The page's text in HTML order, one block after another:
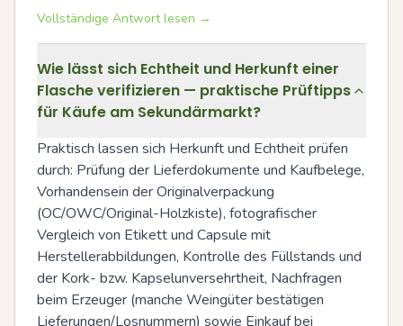
Vollständige Antwort lesen →
Wie lässt sich Echtheit und Herkunft einer
Flasche verifizieren — praktische Prüftipps
für Käufe am Sekundärmarkt?
Praktisch lassen sich Herkunft und Echtheit prüfen
durch: Prüfung der Lieferdokumente und Kaufbelege,
Vorhandensein der Originalverpackung
(OC/OWC/Original-Holzkiste), fotografischer
Vergleich von Etikett und Capsule mit
Herstellerabbildungen, Kontrolle des Füllstands und
der Kork- bzw. Kapselunversehrtheit, Nachfragen
beim Erzeuger (manche Weingüter bestätigen
Lieferungen/Losnummern) sowie Einkauf bei